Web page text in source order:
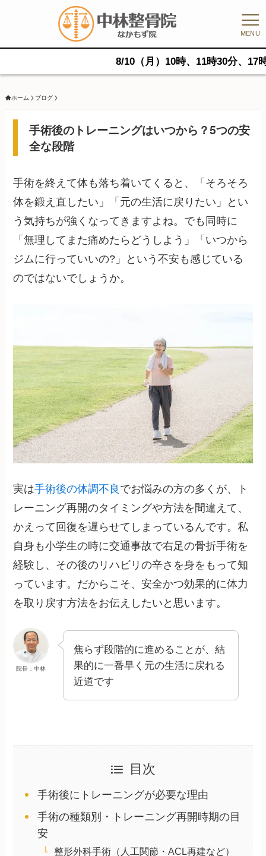
MENU
8/10（月）10時、11時30分、17時に空きが
ホーム ブログ
手術後のトレーニングはいつから？5つの安
全な段階
手術を終えて体も落ち着いてくると、「そろそろ
体を鍛え直したい」「元の生活に戻りたい」とい
う気持ちが強くなってきますよね。でも同時に
「無理してまた痛めたらどうしよう」「いつから
ジムに行っていいの?」という不安も感じている
のではないでしょうか。
実は手術後の体調不良 でお悩みの方の多くが、ト
レーニング再開のタイミングや方法を間違えて、
かえって回復を遅らせてしまっているんです。私
自身も小学生の時に交通事故で右足の骨折手術を
経験し、その後のリハビリの辛さを身をもって知
っています。だからこそ、安全かつ効果的に体力
を取り戻す方法をお伝えしたいと思います。
院長：中林
焦らず段階的に進めることが、結
果的に一番早く元の生活に戻れる
近道です
目次
手術後にトレーニングが必要な理由
手術の種類別・トレーニング再開時期の目
安
整形外科手術（人工関節・ACL再建など）